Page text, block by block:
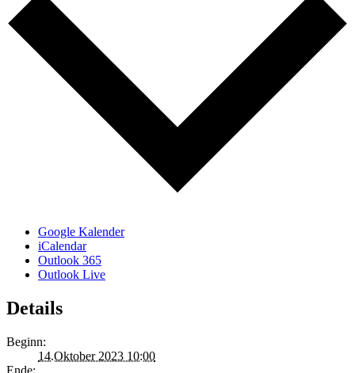
Google Kalender
iCalendar
Outlook 365
Outlook Live
Details
Beginn:
14.Oktober 2023 10:00